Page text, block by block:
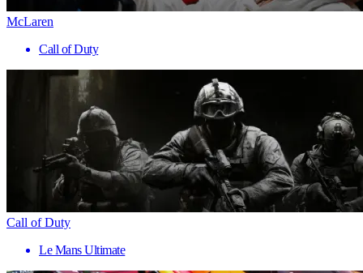
McLaren
Call of Duty
Call of Duty
Le Mans Ultimate